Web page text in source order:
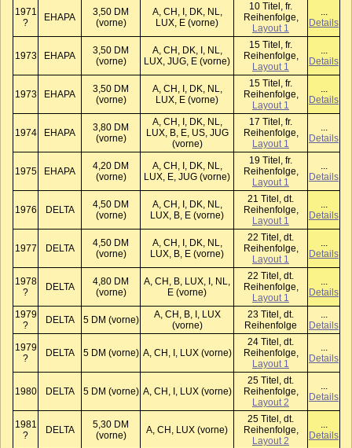
1971
?
EHAPA
3,50 DM
(vorne)
A, CH, I, DK, NL,
LUX, E (vorne)
10 Titel, fr.
Reihenfolge,
Layout 1
...
Details
1973 EHAPA
3,50 DM
(vorne)
A, CH, DK, I, NL,
LUX, JUG, E (vorne)
15 Titel, fr.
Reihenfolge,
Layout 1
...
Details
1973 EHAPA
3,50 DM
(vorne)
A, CH, I, DK, NL,
LUX, E (vorne)
15 Titel, fr.
Reihenfolge,
Layout 1
...
Details
1974 EHAPA
3,80 DM
(vorne)
A, CH, I, DK, NL,
LUX, B, E, US, JUG
(vorne)
17 Titel, fr.
Reihenfolge,
Layout 1
...
Details
1975 EHAPA
4,20 DM
(vorne)
A, CH, I, DK, NL,
LUX, E, JUG (vorne)
19 Titel, fr.
Reihenfolge,
Layout 1
...
Details
1976 DELTA
4,50 DM
(vorne)
A, CH, I, DK, NL,
LUX, B, E (vorne)
21 Titel, dt.
Reihenfolge,
Layout 1
...
Details
1977 DELTA
4,50 DM
(vorne)
A, CH, I, DK, NL,
LUX, B, E (vorne)
22 Titel, dt.
Reihenfolge,
Layout 1
...
Details
1978
?
DELTA
4,80 DM
(vorne)
A, CH, B, LUX, I, NL,
E (vorne)
22 Titel, dt.
Reihenfolge,
Layout 1
...
Details
1979
?
DELTA 5 DM (vorne)
A, CH, B, I, LUX
(vorne)
23 Titel, dt.
Reihenfolge
...
Details
1979
?
DELTA 5 DM (vorne) A, CH, I, LUX (vorne)
24 Titel, dt.
Reihenfolge,
Layout 1
...
Details
1980 DELTA 5 DM (vorne) A, CH, I, LUX (vorne)
25 Titel, dt.
Reihenfolge,
Layout 2
...
Details
1981
?
DELTA
5,30 DM
(vorne)
A, CH, LUX (vorne)
25 Titel, dt.
Reihenfolge,
Layout 2
...
Details